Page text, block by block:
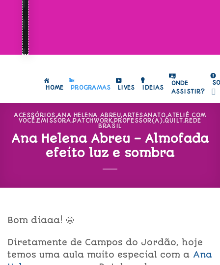
HOME PROGRAMAS LIVES IDEIAS
ONDE
ASSISTIR?
ACESSÓRIOS,ANA HELENA ABREU,ARTESANATO,ATELIÊ COM
VOCÊ,EMISSORA,PATCHWORK, PROFESSOR(A),QUILT,REDE
BRASIL
Ana Helena Abreu – Almofada
efeito luz e sombra
Bom diaaa! 🤩
Diretamente de Campos do Jordão, hoje
temos uma aula muito especial com a Ana